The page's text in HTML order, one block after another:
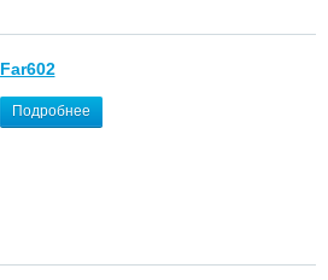
Far602
Подробнее